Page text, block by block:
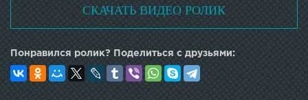
СКАЧАТЬ ВИДЕО РОЛИК
Понравился ролик? Поделиться с друзьями: